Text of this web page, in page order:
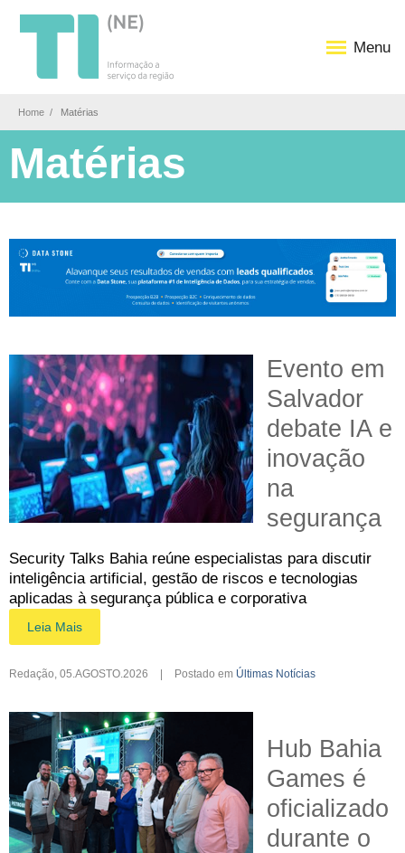
Menu
Home Matérias
Matérias
Evento em
Salvador
debate IA e
inovação
na
segurança
Security Talks Bahia reúne especialistas para discutir
inteligência artificial, gestão de riscos e tecnologias
aplicadas à segurança pública e corporativa
Leia Mais
Redação 05.AGOSTO.2026 | Postado em Últimas Notícias
Hub Bahia
Games é
oficializado
durante o